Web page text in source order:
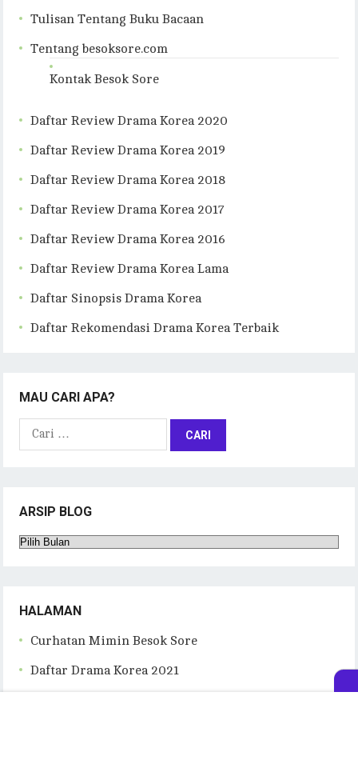
Tulisan Tentang Buku Bacaan
Tentang besoksore.com
Kontak Besok Sore
Daftar Review Drama Korea 2020
Daftar Review Drama Korea 2019
Daftar Review Drama Korea 2018
Daftar Review Drama Korea 2017
Daftar Review Drama Korea 2016
Daftar Review Drama Korea Lama
Daftar Sinopsis Drama Korea
Daftar Rekomendasi Drama Korea Terbaik
MAU CARI APA?
Cari
ARSIP BLOG
Arsip
HALAMAN
Curhatan Mimin Besok Sore
Daftar Drama Korea 2021